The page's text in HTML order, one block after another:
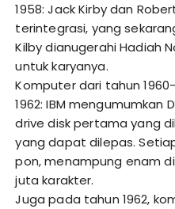
1958: Jack Kirby dan
terintegrasi, yang
Kilby dianugerahi Hadiah
untuk karyanya.
Komputer dari tahun
1962: IBM mengumumkan
drive disk pertama yang
yang dapat dilepas.
pon, menampung enam
juta karakter.
Juga pada tahun 1962,